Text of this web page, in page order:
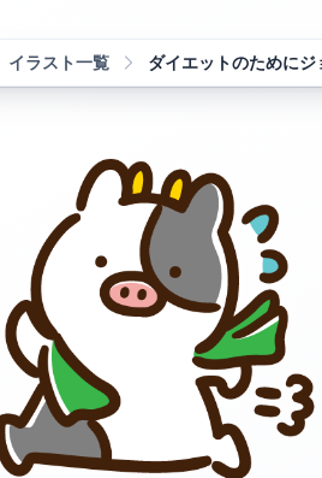
イラスト一覧 ダイエットのために